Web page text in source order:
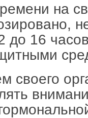
на
до 16
своего